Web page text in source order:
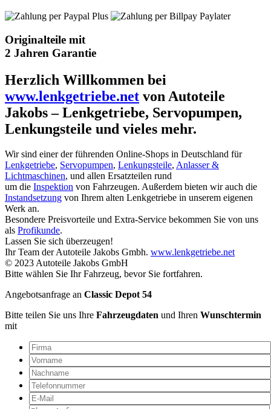
Originalteile mit
2 Jahren Garantie
Herzlich Willkommen bei
www.lenkgetriebe.net von Autoteile
Jakobs – Lenkgetriebe, Servopumpen,
Lenkungsteile und vieles mehr.
Wir sind einer der führenden Online-Shops in Deutschland für
Lenkgetriebe, Servopumpen, Lenkungsteile, Anlasser &
Lichtmaschinen, und allen Ersatzteilen rund
um die Inspektion von Fahrzeugen. Außerdem bieten wir auch die
Instandsetzung von Ihrem alten Lenkgetriebe in unserem eigenen
Werk an.
Besondere Preisvorteile und Extra-Service bekommen Sie von uns
als Profikunde.
Lassen Sie sich überzeugen!
Ihr Team der Autoteile Jakobs Gmbh. www.lenkgetriebe.net
© 2023 Autoteile Jakobs GmbH
Bitte wählen Sie Ihr Fahrzeug, bevor Sie fortfahren.
Angebotsanfrage an Classic Depot 54
Bitte teilen Sie uns Ihre Fahrzeugdaten und Ihren Wunschtermin
mit